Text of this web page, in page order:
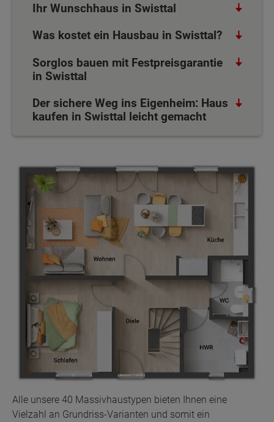
Ihr Wunschhaus in Swisttal
Was kostet ein Hausbau in Swisttal?
Sorglos bauen mit Festpreisgarantie
in Swisttal
Der sichere Weg ins Eigenheim: Haus
kaufen in Swisttal leicht gemacht
Alle unsere 40 Massivhaustypen bieten Ihnen eine
Vielzahl an Grundriss-Varianten und somit ein